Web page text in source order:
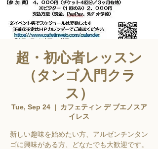
超・初心者レッスン
（タンゴ入門クラ
ス）
Tue, Sep 24
  |
カフェティン デ ブエノスア
イレス
新しい趣味を始めたい方、アルゼンチンタン
ゴに興味がある方、どなたでも大歓迎です。